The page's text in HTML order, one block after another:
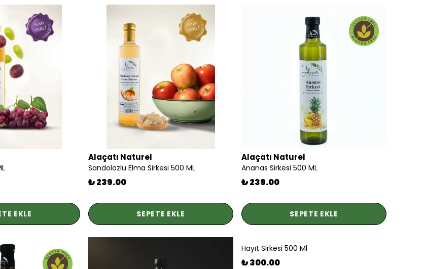
EKLE
Alaçatı Naturel
Sandolozlu Elma Sirkesi 500 ML
₺ 239.00
SEPETE EKLE
Alaçatı Naturel
Ananas Sirkesi 500 ML
₺ 239.00
SEPETE EKLE
Hayıt Sirkesi 500 Ml
₺ 300.00